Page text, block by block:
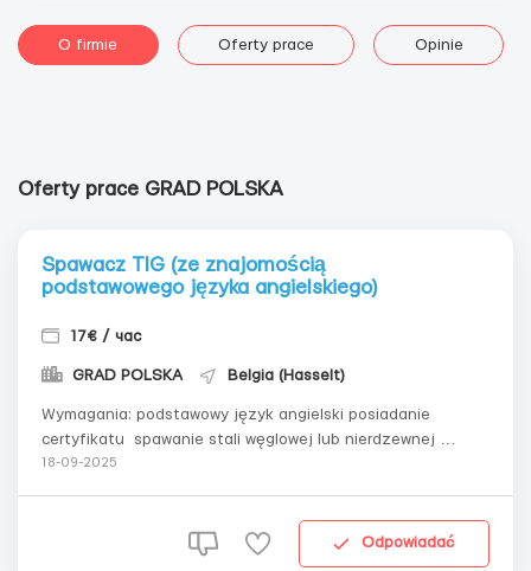
O firmie Oferty prace Opinie
Oferty prace GRAD POLSKA
Spawacz TIG (ze znajomością
podstawowego języka angielskiego)
17€ / час
GRAD POLSKA Belgia (Hasselt)
Wymagania: podstawowy język angielski posiadanie
certyfikatu spawanie stali węglowej lub nierdzewnej
standardowe rury do wody, czasami do gazu 🏠
(pozwolenie na pracę) ...
18-09-2025
Odpowiadać